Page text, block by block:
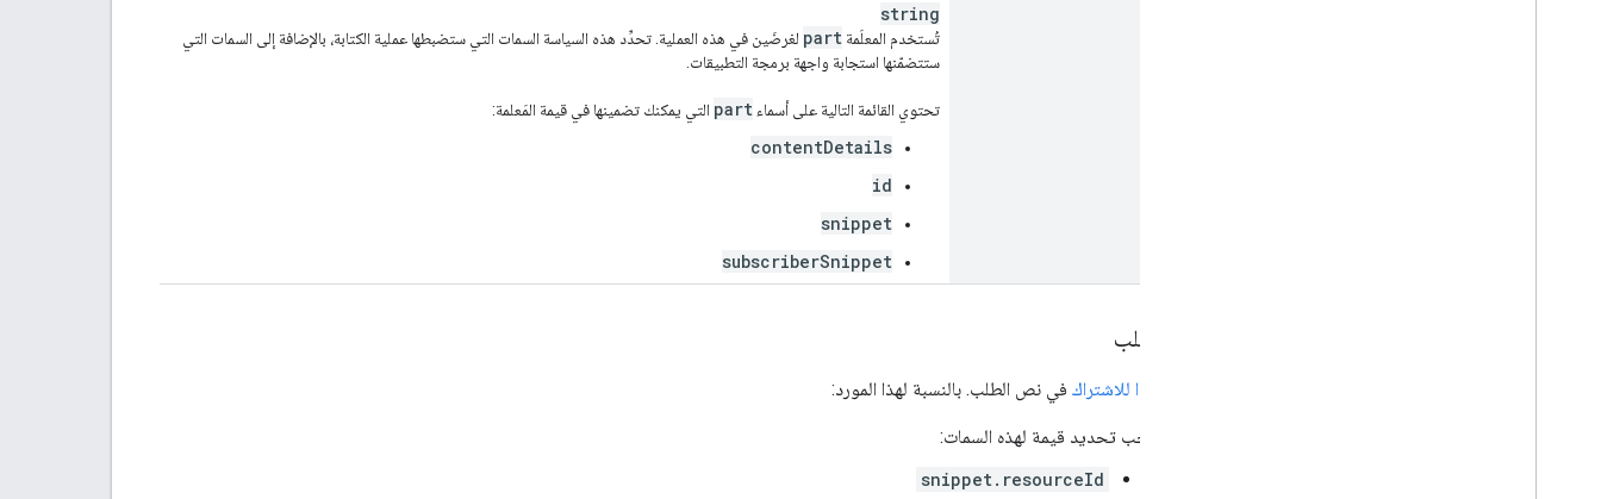
string
تُستخدم المعلَمة part لغرضَين في هذه العملية. تحدِّد هذه السياسة السمات التي ستضبطها عملية الكتابة، بالإضافة إلى السمات التي
ستتضمّنها استجابة واجهة برمجة التطبيقات.
تحتوي القائمة التالية على أسماء part التي يمكنك تضمينها في قيمة المَعلمة:
contentDetails
id
snippet
subscriberSnippet
نص الطلب
موردًا للاشتراك في نص الطلب. بالنسبة لهذا المورد:
يجب تحديد قيمة لهذه السمات:
snippet.resourceId